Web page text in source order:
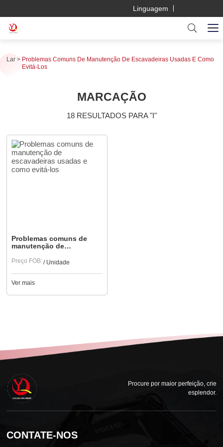
Linguagem
Lar
Problemas Comuns De Manutenção De Escavadeiras Usadas E Como
Evitá-Los
MARCAÇÃO
18 RESULTADOS PARA "I"
Problemas comuns de
manutenção de
como evitá-los
Preço FOB:/ Unidade
Ver mais
Procure por maior perfeição, crie
esplendor.
CONTATE-NOS